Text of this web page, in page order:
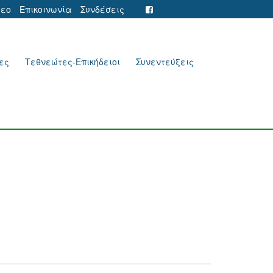
Επικοινωνία Συνδέσεις
Τεθνεώτες-Επικήδειοι Συνεντεύξεις